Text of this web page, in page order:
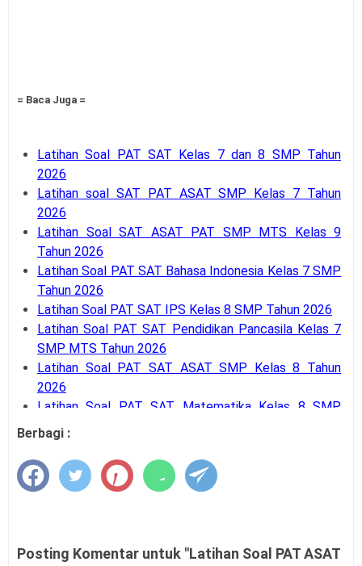
= Baca Juga =
Latihan Soal PAT SAT Kelas 7 dan 8 SMP Tahun
2026
Latihan soal SAT PAT ASAT SMP Kelas 7 Tahun
2026
Latihan Soal SAT ASAT PAT SMP MTS Kelas 9
Tahun 2026
Latihan Soal PAT SAT Bahasa Indonesia Kelas 7 SMP
Tahun 2026
Latihan Soal PAT SAT IPS Kelas 8 SMP Tahun 2026
Latihan Soal PAT SAT Pendidikan Pancasila Kelas 7
SMP MTS Tahun 2026
Latihan Soal PAT SAT ASAT SMP Kelas 8 Tahun
2026
Latihan Soal PAT SAT Matematika Kelas 8 SMP
MTS Tahun 2026
Latihan Soal PAT SAT PENJAS PJOK Kelas 7 SMP
MTS Tahun 2026
Latihan Soal PAT SAT PRAKARYA Kelas 7 SMP MTS
Latihan Soal PAT SAT PENJAS PJOK Kelas 8 SMP
Berbagi :
Posting Komentar untuk "Latihan Soal PAT ASAT